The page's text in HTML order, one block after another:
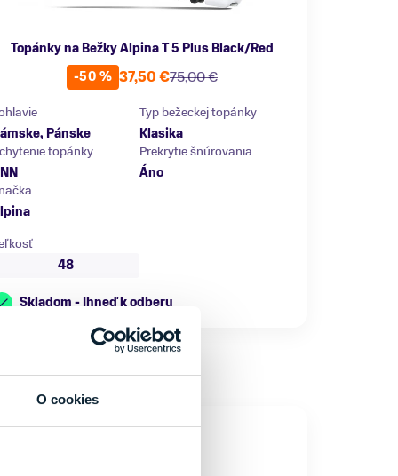
O cookies
Topánky na Bežky Alpina T 5 Plus Black/Red
-50 %
75,00 €
37,50 €
Pánske
Typ bežeckej topánky
Klasika
topánky
Prekrytie šnúrovania
Áno
48
Skladom - Ihneď k odberu